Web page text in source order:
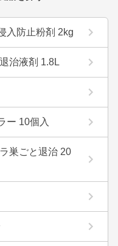
入防止粉剤 2kg
治液剤 1.8L
ー 10個入
巣ごと退治 20